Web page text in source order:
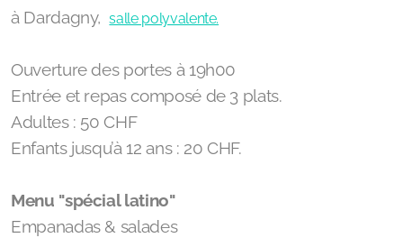
à Dardagny, salle polyvalente.
Ouverture des portes à 19h00
Entrée et repas composé de 3 plats.
Adultes : 50 CHF
Enfants jusqu’à 12 ans : 20 CHF.
Menu "spécial latino"
Empanadas & salades